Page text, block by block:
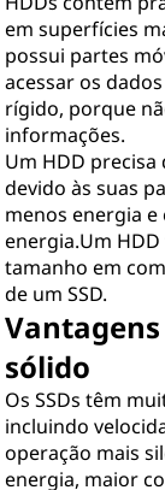
em superfícies
possui partes
acessar os
rígido, porque
informações.
Um HDD
devido às suas
menos energia
energia.Um
tamanho em
de um SSD.
sólido
Os SSDs têm
incluindo
operação mais
energia, maior